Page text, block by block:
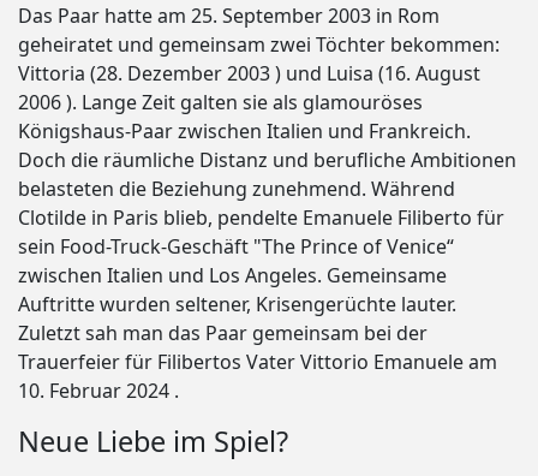
Das Paar hatte am 25. September 2003 in Rom
geheiratet und gemeinsam zwei Töchter bekommen:
Vittoria (28. Dezember 2003 ) und Luisa (16. August
2006 ). Lange Zeit galten sie als glamouröses
Königshaus-Paar zwischen Italien und Frankreich.
Doch die räumliche Distanz und berufliche Ambitionen
belasteten die Beziehung zunehmend. Während
Clotilde in Paris blieb, pendelte Emanuele Filiberto für
sein Food-Truck-Geschäft "The Prince of Venice“
zwischen Italien und Los Angeles. Gemeinsame
Auftritte wurden seltener, Krisengerüchte lauter.
Zuletzt sah man das Paar gemeinsam bei der
Trauerfeier für Filibertos Vater Vittorio Emanuele am
10. Februar 2024 .
Neue Liebe im Spiel?